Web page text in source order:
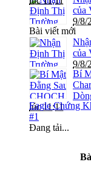
của
9/8/
Bài viết mới
của
9/8/
Bí
lúc 11:11
Eagle Chứng
#1
Đang tải...